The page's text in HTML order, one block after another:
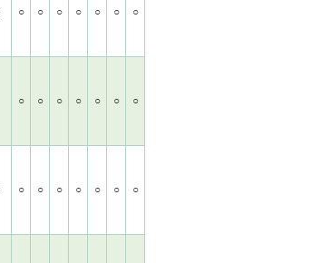
○ ○ ○ ○ ○ ○
○
○ ○ ○ ○ ○ ○
○
○ ○ ○ ○ ○ ○
○